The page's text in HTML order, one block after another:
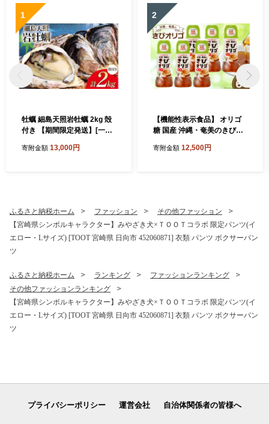
1
牡蠣 細島天照岩牡蠣 2kg 殻
付き 【期間限定発送】[一福
7] 生食 かき カキ 生牡蠣 岩
寄附金額 13,000円
2
【機能性表示食品】 オリゴ
糖 国産 沖縄・奄美のきびオ
オシュガー 宮崎県 日向市 45
寄附金額 12,500円
ふるさと納税ホーム ファッション
その他ファッション
【宮崎県シンボルキャラクター】みやざき犬×ＴＯＯＴコラボ 限定パンツ(イ
エロー・Lサイズ) [TOOT 宮崎県 日向市 452060871] 衣類 パンツ ボクサーパン
ツ
ふるさと納税ホーム ランキング
ファッションランキング
その他ファッションランキング
【宮崎県シンボルキャラクター】みやざき犬×ＴＯＯＴコラボ 限定パンツ(イ
エロー・Lサイズ) [TOOT 宮崎県 日向市 452060871] 衣類 パンツ ボクサーパン
ツ
プライバシーポリシー 運営会社 自治体関係者の皆様へ